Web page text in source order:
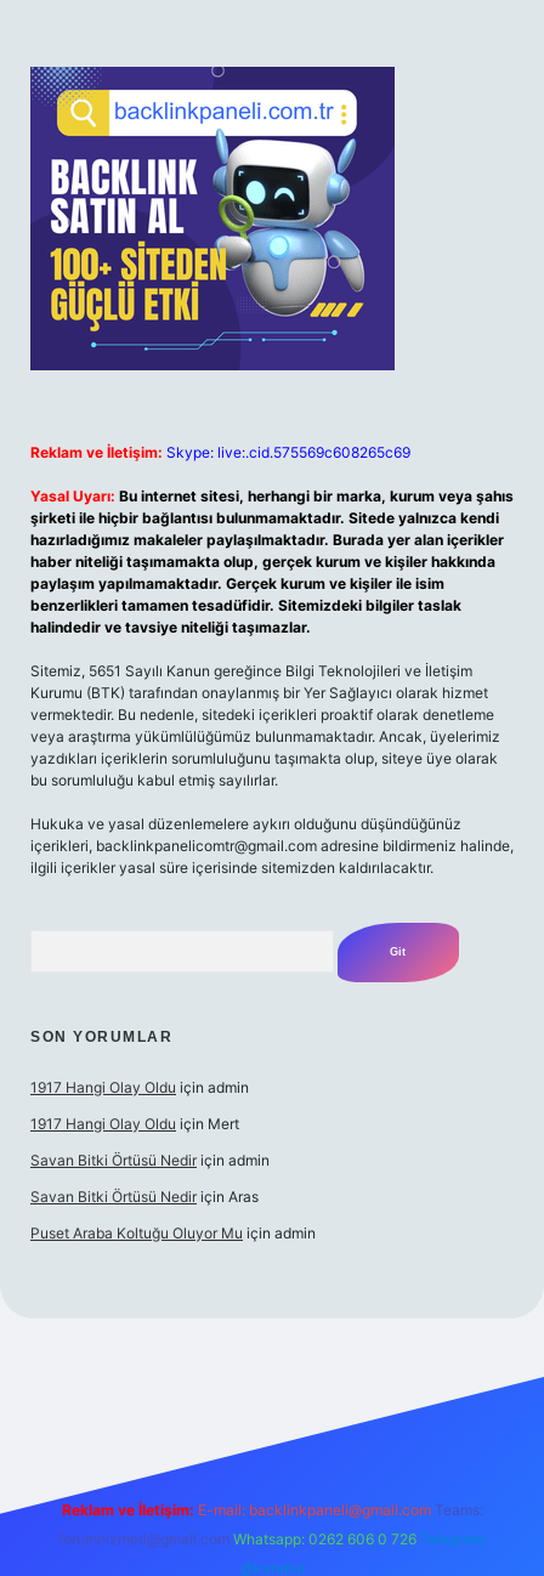
Reklam ve İletişim: Skype: live:.cid.575569c608265c69
Yasal Uyarı: Bu internet sitesi, herhangi bir marka, kurum veya şahıs
şirketi ile hiçbir bağlantısı bulunmamaktadır. Sitede yalnızca kendi
hazırladığımız makaleler paylaşılmaktadır. Burada yer alan içerikler
haber niteliği taşımamakta olup, gerçek kurum ve kişiler hakkında
paylaşım yapılmamaktadır. Gerçek kurum ve kişiler ile isim
benzerlikleri tamamen tesadüfidir. Sitemizdeki bilgiler taslak
halindedir ve tavsiye niteliği taşımazlar.
Sitemiz, 5651 Sayılı Kanun gereğince Bilgi Teknolojileri ve İletişim
Kurumu (BTK) tarafından onaylanmış bir Yer Sağlayıcı olarak hizmet
vermektedir. Bu nedenle, sitedeki içerikleri proaktif olarak denetleme
veya araştırma yükümlülüğümüz bulunmamaktadır. Ancak, üyelerimiz
yazdıkları içeriklerin sorumluluğunu taşımakta olup, siteye üye olarak
bu sorumluluğu kabul etmiş sayılırlar.
Hukuka ve yasal düzenlemelere aykırı olduğunu düşündüğünüz
içerikleri, backlinkpanelicomtr@gmail.com adresine bildirmeniz halinde,
ilgili içerikler yasal süre içerisinde sitemizden kaldırılacaktır.
SON YORUMLAR
1917 Hangi Olay Oldu için admin
1917 Hangi Olay Oldu için Mert
Savan Bitki Örtüsü Nedir için admin
Savan Bitki Örtüsü Nedir için Aras
Puset Araba Koltuğu Oluyor Mu için admin
Reklam ve İletişim: E-mail: backlinkpaneli@gmail.com Teams:
forumhizmeti@gmail.com Whatsapp: 0262 606 0 726 Telegram:
@karabul